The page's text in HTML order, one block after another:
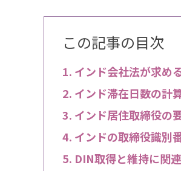
この記事の目次
インド会社法が求め
インド滞在日数の計
インド居住取締役の
インドの取締役識別
DIN取得と維持に関